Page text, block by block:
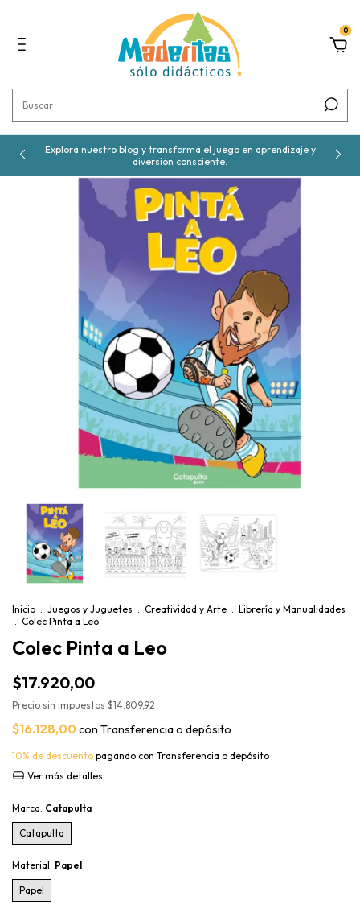
0
Explorá nuestro blog y transformá el juego en aprendizaje y
diversión consciente.
Inicio Juegos y Juguetes Creatividad y Arte
Librería y Manualidades
Colec Pinta a Leo
Colec Pinta a Leo
$17.920,00
Precio sin impuestos $14.809,92
$16.128,00 con Transferencia o depósito
10% de descuento pagando con Transferencia o depósito
Ver más detalles
Marca: Catapulta
Catapulta
Material: Papel
Papel